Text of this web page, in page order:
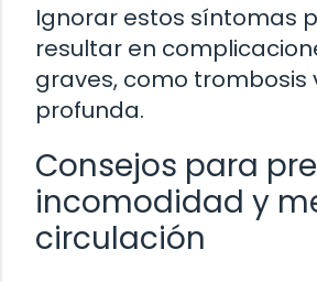
Ignorar estos síntomas
resultar en
graves, como trombosis
profunda.
Consejos para
incomodidad y
circulación